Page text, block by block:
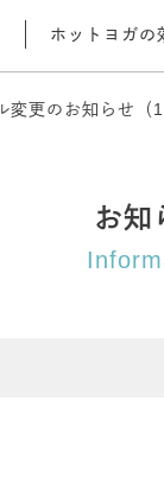
ホットヨガの
変更のお知らせ（
お知